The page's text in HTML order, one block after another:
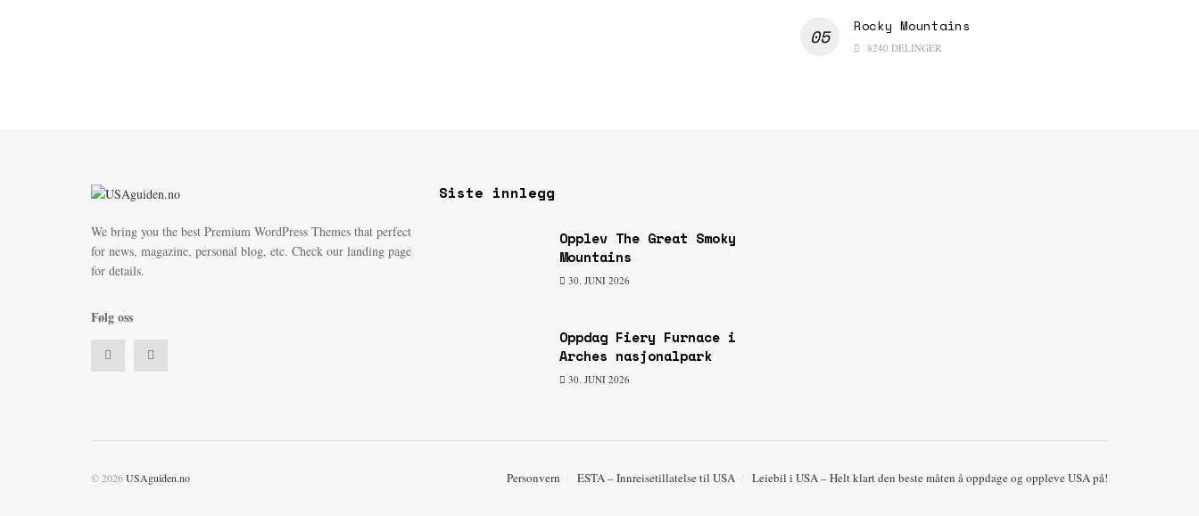
Rocky Mountains
8240 DELINGER
We bring you the best Premium WordPress Themes that perfect
for news, magazine, personal blog, etc. Check our landing page
for details.
Følg oss
Siste innlegg
Opplev The Great Smoky
Mountains
30. JUNI 2026
Oppdag Fiery Furnace i
Arches nasjonalpark
30. JUNI 2026
Personvern ESTA – Innreisetillatelse til USA Leiebil i USA – Helt klart den beste måten å oppdage og oppleve USA på!
© 2026USAguiden.no